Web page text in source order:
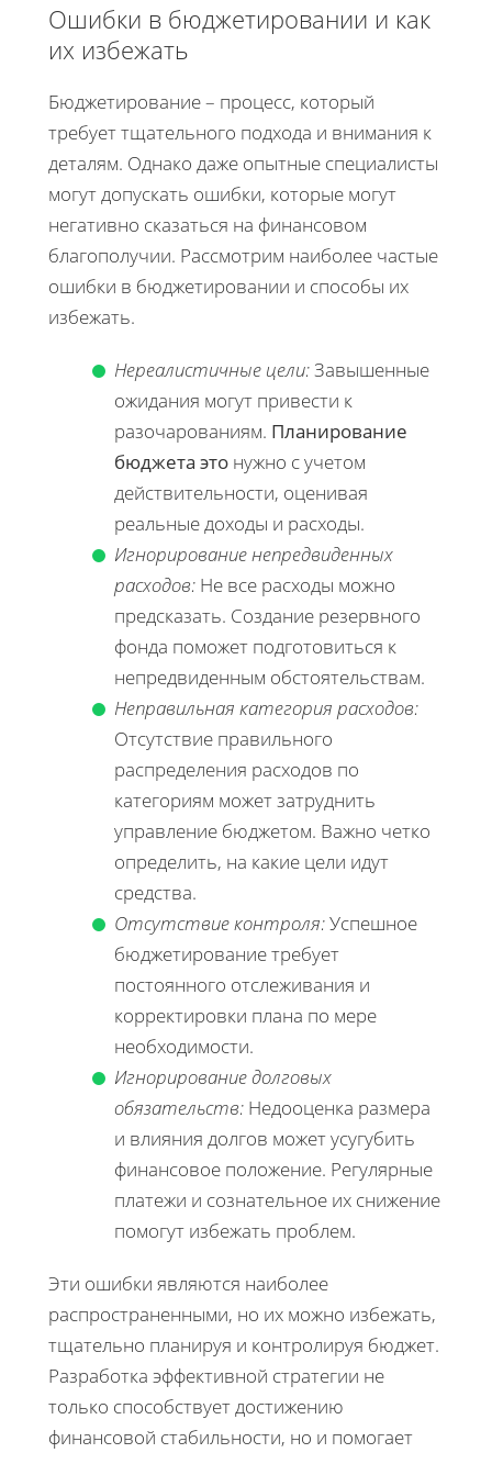
Ошибки в бюджетировании и как
их избежать
Бюджетирование – процесс, который
требует тщательного подхода и внимания к
деталям. Однако даже опытные специалисты
могут допускать ошибки, которые могут
негативно сказаться на финансовом
благополучии. Рассмотрим наиболее частые
ошибки в бюджетировании и способы их
избежать.
Нереалистичные цели:Завышенные
ожидания могут привести к
разочарованиям. Планирование
бюджета это нужно с учетом
действительности, оценивая
реальные доходы и расходы.
Игнорирование непредвиденных
расходов: Не все расходы можно
предсказать. Создание резервного
фонда поможет подготовиться к
непредвиденным обстоятельствам.
Неправильная категория расходов:
Отсутствие правильного
распределения расходов по
категориям может затруднить
управление бюджетом. Важно четко
определить, на какие цели идут
средства.
Отсутствие контроля:Успешное
бюджетирование требует
постоянного отслеживания и
корректировки плана по мере
необходимости.
Игнорирование долговых
обязательств: Недооценка размера
и влияния долгов может усугубить
финансовое положение. Регулярные
платежи и сознательное их снижение
помогут избежать проблем.
Эти ошибки являются наиболее
распространенными, но их можно избежать,
тщательно планируя и контролируя бюджет.
Разработка эффективной стратегии не
только способствует достижению
финансовой стабильности, но и помогает